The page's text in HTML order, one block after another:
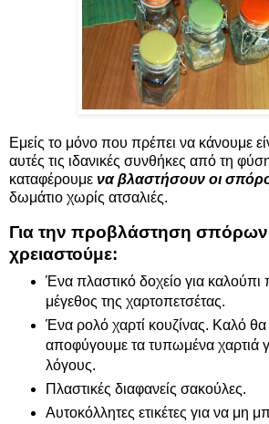
Εμείς το μόνο που πρέπει να κάνουμε
αυτές τις ιδανικές συνθήκες από τη
καταφέρουμε να βλαστήσουν οι
δωμάτιο χωρίς ατσαλιές.
Για την προβλάστηση
χρειαστούμε:
Ένα πλαστικό δοχείο για καλούπι
μέγεθος της χαρτοπετσέτας.
Ένα ρολό χαρτί κουζίνας. Καλό θα
αποφύγουμε τα τυπωμένα χαρτιά
λόγους.
Πλαστικές διαφανείς σακούλες.
Αυτοκόλλητες ετικέτες για να μη